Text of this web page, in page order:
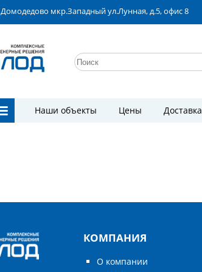
Домодедово мкр.Западный ул.Лунная, д.5, офис 8
Наши объекты Цены Доставка
КОМПАНИЯ
О компании